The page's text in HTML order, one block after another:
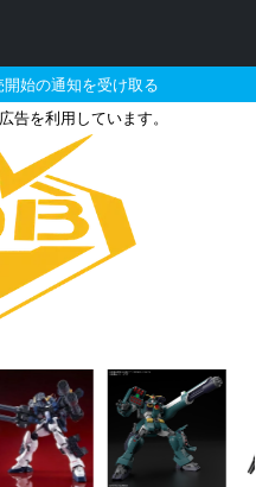
始の通知を受け取る
告を利用しています。
ィーゲ・リン